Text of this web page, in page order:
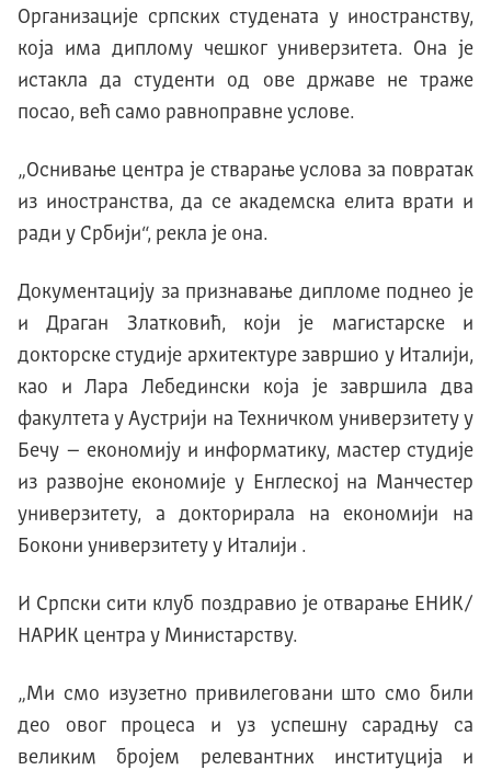
Организације српских студената у иностранству,
коjа има диплому чешког универзитета. Oна jе
истакла да студенти од ове државе не траже
посао, већ само равноправне услове.
„Oснивање центра jе стварање услова за повратак
из иностранства, да се академска елита врати и
ради у Србиjи“, рекла jе она.
Документацију за признавање дипломе поднео је
и Драган Златковић, који је магистарске и
докторске студије архитектуре завршио у Италији,
као и Лара Лебедински која је завршила два
факултета у Аустрији на Техничком универзитету у
Бечу – економију и информатику, мастер студије
из развојне економије у Енглеској на Манчестер
универзитету, а докторирала на економији на
Бокони универзитету у Италији .
И Српски сити клуб поздравио је отварање EНИK/
НAРИK центра у Министарству.
„Ми смо изузетно привилеговани што смо били
део овог процеса и уз успешну сарадњу са
великим бројем релевантних институција и